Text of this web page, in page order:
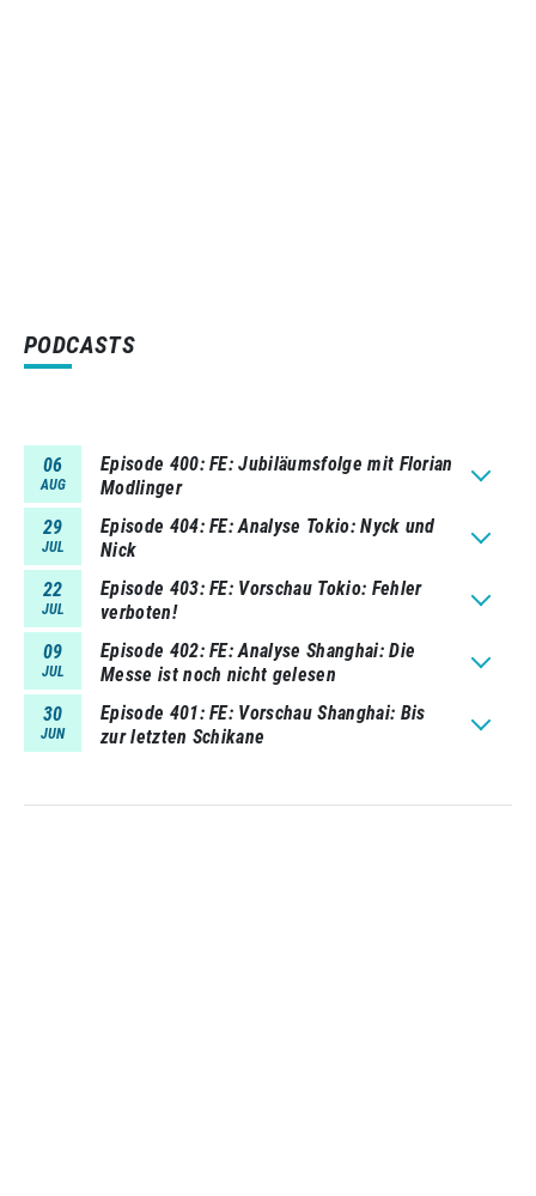
PODCASTS
06
AUG
Episode 400 FE: Jubiläumsfolge mit Florian
Modlinger
29
JUL
Episode 404 FE: Analyse Tokio: Nyck und
Nick
22
JUL
Episode 403 FE: Vorschau Tokio: Fehler
verboten!
09
JUL
Episode 402 FE: Analyse Shanghai: Die
Messe ist noch nicht gelesen
30
JUN
Episode 401 FE: Vorschau Shanghai: Bis
zur letzten Schikane